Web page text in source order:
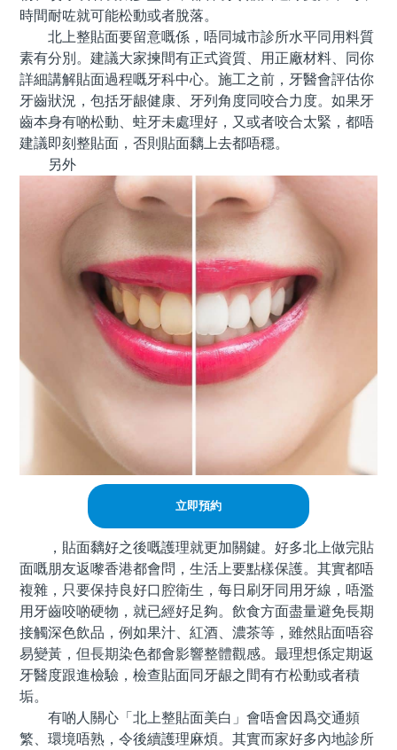
時間耐咗就可能松動或者脫落。
北上整貼面要留意嘅係，唔同城市診所水平同用料質
素有分別。建議大家揀間有正式資質、用正廠材料、同你
詳細講解貼面過程嘅牙科中心。施工之前，牙醫會評估你
牙齒狀況，包括牙龈健康、牙列角度同咬合力度。如果牙
齒本身有啲松動、蛀牙未處理好，又或者咬合太緊，都唔
建議即刻整貼面，否則貼面黐上去都唔穩。
另外
立即預約
，貼面黐好之後嘅護理就更加關鍵。好多北上做完貼
面嘅朋友返嚟香港都會問，生活上要點樣保護。其實都唔
複雜，只要保持良好口腔衛生，每日刷牙同用牙線，唔濫
用牙齒咬啲硬物，就已經好足夠。飲食方面盡量避免長期
接觸深色飲品，例如果汁、紅酒、濃茶等，雖然貼面唔容
易變黃，但長期染色都會影響整體觀感。最理想係定期返
牙醫度跟進檢驗，檢查貼面同牙龈之間有冇松動或者積
垢。
有啲人關心「北上整貼面美白」會唔會因爲交通頻
繁、環境唔熟，令後續護理麻煩。其實而家好多內地診所